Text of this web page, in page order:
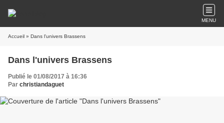
MENU
Accueil » Dans l'univers Brassens
Dans l'univers Brassens
Publié le 01/08/2017 à 16:36
Par christiandaguet